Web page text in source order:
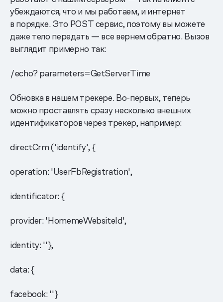
убеждаются, что и мы работаем, и интернет
в порядке. Это POST сервис, поэтому вы можете
даже тело передать — все вернем обратно. Вызов
выглядит примерно так:
/echo? parameters=GetServerTime
Обновка в нашем трекере. Во-первых, теперь
можно проставлять сразу несколько внешних
идентификаторов через трекер, например:
directCrm ('identify', {
operation: 'UserFbRegistration',
identificator: {
provider: 'HomemeWebsiteId',
identity: ''},
data: {
facebook: ''}